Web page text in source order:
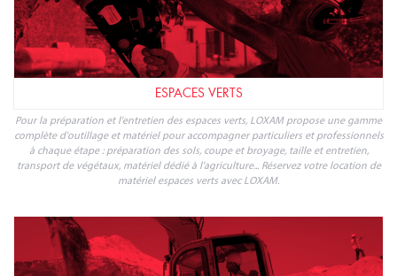
TRANSPORT ET MANUTENTION
Loxam répond à vos besoins de transport et manutention de marchandises et
matériaux. Avec LOXAM, spécialiste de la location de matériel professionnel,
louez les engins de transport et manutention dont vous avez besoin en
quelques clics : chariot, camion benne, remorque...
OUTILLAGE PROFESSIONNEL
LOXAM vous propose la location de tout l'outillage professionnel nécessaire à